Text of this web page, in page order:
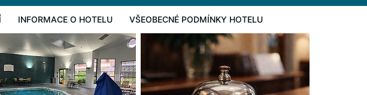
INFORMACE O HOTELU VŠEOBECNÉ PODMÍNKY HOTELU